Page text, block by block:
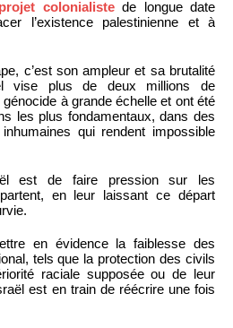
projet colonialistede longue date
l’existence palestinienne et à
c’est son ampleur et sa brutalité
vise plus de deux millions de
à grande échelle et ont été
les plus fondamentaux, dans des
qui rendent impossible
est de faire pression sur les
en leur laissant ce départ
en évidence la faiblesse des
tels que la protection des civils
raciale supposée ou de leur
est en train de réécrire une fois